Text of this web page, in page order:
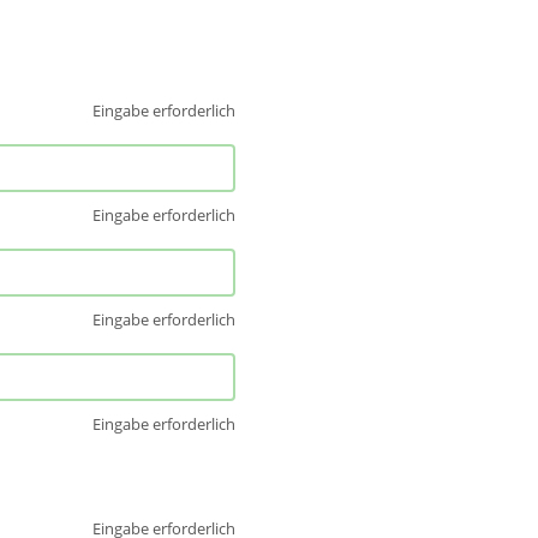
Eingabe erforderlich
Eingabe erforderlich
Eingabe erforderlich
Eingabe erforderlich
Eingabe erforderlich